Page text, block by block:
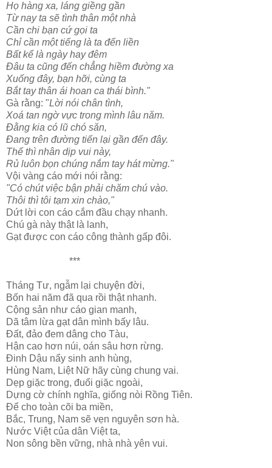
Họ hàng xa, láng giềng gần
Từ nay ta sẽ tình thân một nhà
Cần chi bạn cứ gọi ta
Chỉ cần một tiếng là ta đến liền
Bất kể là ngày hay đêm
Đâu ta cũng đến chẳng hiềm đường xa
Xuống đây, bạn hỡi, cùng ta
Bắt tay thân ái hoan ca thái bình."
Gà rằng: "Lời nói chân tình,
Xoá tan ngờ vực trong mình lâu năm.
Đằng kia có lũ chó săn,
Đang trên đường tiến lại gần đến đây.
Thế thì nhân dịp vui này,
Rủ luôn bọn chúng nắm tay hát mừng."
Vội vàng cáo mới nói rằng:
"Có chút việc bận phải chăm chú vào.
Thôi thì tôi tạm xin chào,"
Dứt lời con cáo cắm đầu chạy nhanh.
Chú gà này thật là lanh,
Gạt được con cáo công thành gấp đôi.
***
Tháng Tư, ngẫm lại chuyện đời,
Bốn hai năm đã qua rồi thật nhanh.
Cộng sản như cáo gian manh,
Dã tâm lừa gạt dân mình bấy lâu.
Đất, đảo đem dâng cho Tàu,
Hận cao hơn núi, oán sâu hơn rừng.
Đinh Dậu nẩy sinh anh hùng,
Hùng Nam, Liệt Nữ hãy cùng chung vai.
Dẹp giặc trong, đuổi giặc ngoài,
Dựng cờ chính nghĩa, giống nòi Rồng Tiên.
Để cho toàn cõi ba miền,
Bắc, Trung, Nam sẽ vẹn nguyên sơn hà.
Nước Việt của dân Việt ta,
Non sông bền vững, nhà nhà yên vui.